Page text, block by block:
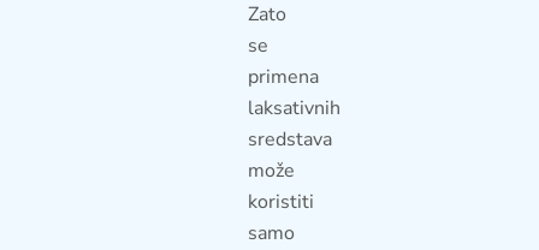
Zato
se
primena
laksativnih
sredstava
može
koristiti
samo